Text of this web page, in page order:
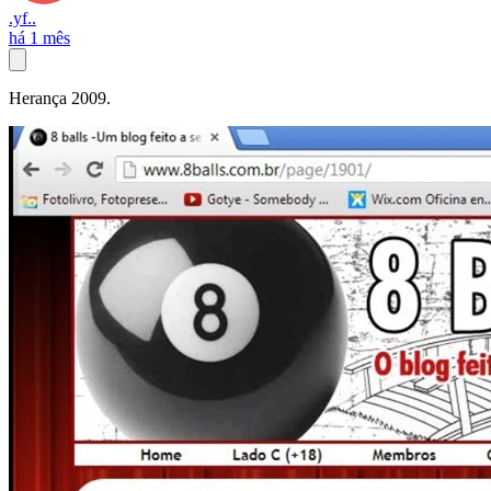
.yf..
há 1 mês
Herança 2009.